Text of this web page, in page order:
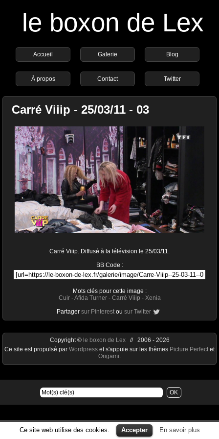
le boxon de Lex
Accueil Galerie Blog
À propos Contact Twitter
Carré Viiip - 25/03/11 - 03
Carré Viiip. Diffusé à la télévision le 25/03/11.
BB Code :
Mots clés pour cette image :
Cuir-Afida Turner- Carré Viiip - Xenia
Partager sur Pinterest ou sur Twitter
Ce site web utilise des cookies. Accepter En savoir plus
Copyright © le boxon de Lex// 2006 - 2026
Ce site est propulsé par Wordpress et s'appuie sur les thèmes Picture Perfect et
Origami.